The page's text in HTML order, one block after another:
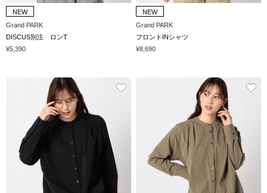
NEW
Grand PARK
DISCUS別注 ロンT
¥5,390
NEW
Grand PARK
フロントINシャツ
¥8,690